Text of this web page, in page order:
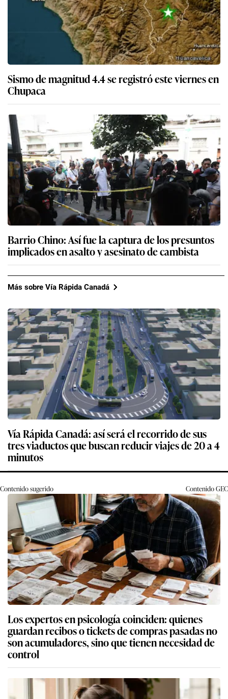
Sismo de magnitud 4.4 se registró este viernes en
Chupaca
Barrio Chino: Así fue la captura de los presuntos
implicados en asalto y asesinato de cambista
Más sobre Vía Rápida Canadá
Vía Rápida Canadá: así será el recorrido de sus
tres viaductos que buscan reducir viajes de 20 a 4
minutos
Contenido sugerido ContenidoGEC
Los expertos en psicología coinciden: quienes
guardan recibos o tickets de compras pasadas no
son acumuladores, sino que tienen necesidad de
control